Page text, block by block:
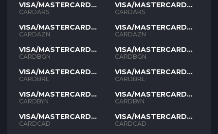
VISA/MASTERCARD
ARS
CARDARS
VISA/MASTERCARD
AZN
CARDAZN
VISA/MASTERCARD
BGN
CARDBGN
VISA/MASTERCARD
BRL
CARDBRL
VISA/MASTERCARD
BYN
CARDBYN
VISA/MASTERCARD
CAD
CARDCAD
VISA/MASTERCARD
ARS
CARDARS
VISA/MASTERCARD
AZN
CARDAZN
VISA/MASTERCARD
BGN
CARDBGN
VISA/MASTERCARD
BRL
CARDBRL
VISA/MASTERCARD
BYN
CARDBYN
VISA/MASTERCARD
CAD
CARDCAD